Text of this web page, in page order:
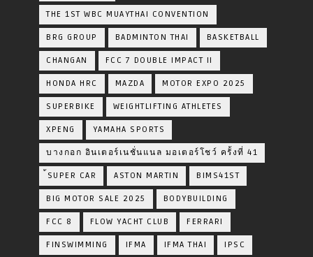
THE 1ST WBC MUAYTHAI CONVENTION
BRG GROUP BADMINTON THAI BASKETBALL
CHANGAN FCC 7 DOUBLE IMPACT II
HONDA HRC MAZDA MOTOR EXPO 2025
SUPERBIKE WEIGHTLIFTING ATHLETES
XPENG YAMAHA SPORTS
บางกอก อินเตอร์เนชั่นแนล มอเตอร์โชว์ ครั้งที่ 41
้SUPER CAR ASTON MARTIN BIMS41ST
BIG MOTOR SALE 2025 BODYBUILDING
FCC 8 FLOW YACHT CLUB FERRARI
FINSWIMMING IFMA IFMA THAI IPSC